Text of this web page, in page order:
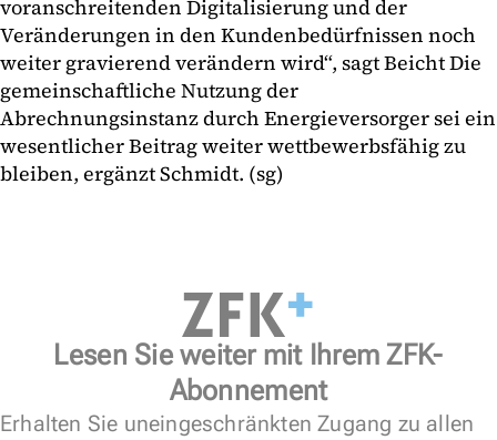
voranschreitenden Digitalisierung und der
Veränderungen in den Kundenbedürfnissen noch
weiter gravierend verändern wird“, sagt Beicht Die
gemeinschaftliche Nutzung der
Abrechnungsinstanz durch Energieversorger sei ein
wesentlicher Beitrag weiter wettbewerbsfähig zu
bleiben, ergänzt Schmidt. (sg)
Lesen Sie weiter mit Ihrem ZFK-
Abonnement
Erhalten Sie uneingeschränkten Zugang zu allen